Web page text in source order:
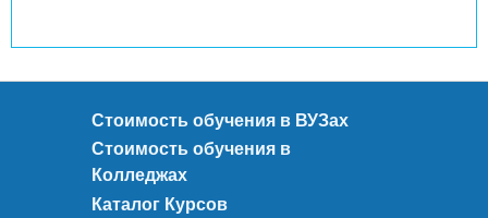
Стоимость обучения в ВУЗах
Стоимость обучения в
Колледжах
Каталог Курсов